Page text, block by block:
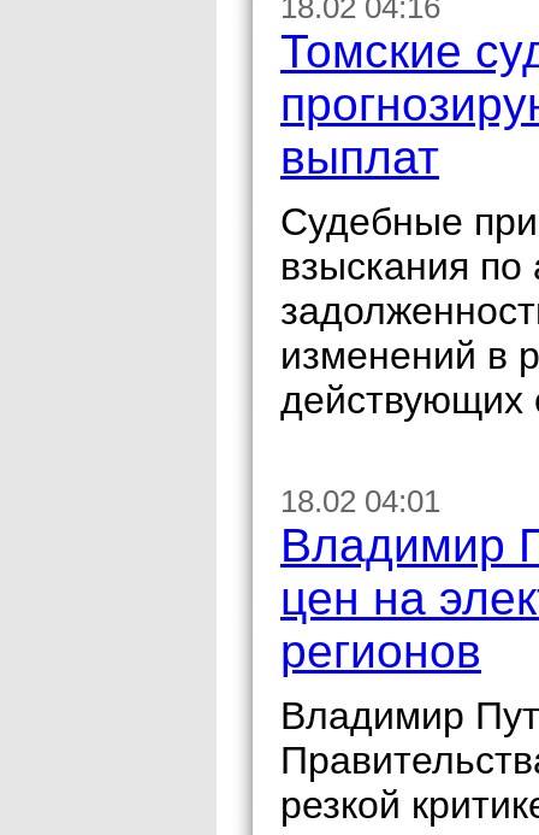
18.02 04:16
Томские
выплат
Судебные
взыскания
изменений в
действующих
18.02 04:01
Владимир
цен на
регионов
Владимир
резкой